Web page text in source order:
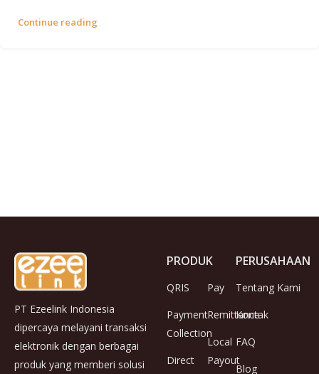
Continue reading
PT Ezeelink Indonesia
dipercaya melayani transaksi
elektronik dengan berbagai
produk yang memberi solusi
PRODUK
QRIS
Payment
Collection
Direct
Pay
Remittance
Local
Payout
PERUSAHAAN
Tentang Kami
Kontak
FAQ
Blog